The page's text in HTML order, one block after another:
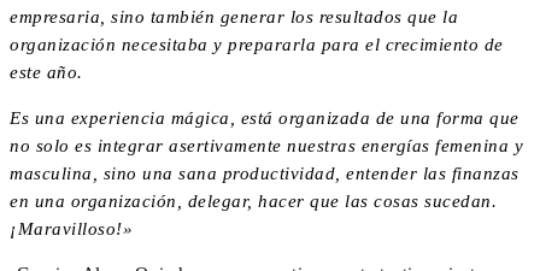
empresaria, sino también generar los resultados que la
organización necesitaba y prepararla para el crecimiento de
este año.
Es una experiencia mágica, está organizada de una forma que
no solo es integrar asertivamente nuestras energías femenina y
masculina, sino una sana productividad, entender las finanzas
en una organización, delegar, hacer que las cosas sucedan.
¡Maravilloso!»